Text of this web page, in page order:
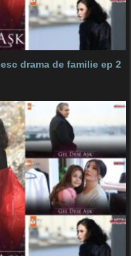
drama de familie ep 2